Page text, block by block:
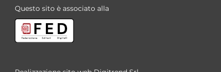
Questo sito è associato alla